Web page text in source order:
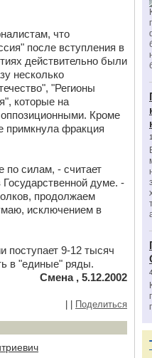
что
после вступления в
действительно были
несколько
"Регионы
которые на
Кроме
примкнула фракция
по силам, - считает
думе. -
продолжаем
исключением в
поступает 9-12 тысяч
в "единые" ряды.
Смена , 5.12.2002
Поделиться